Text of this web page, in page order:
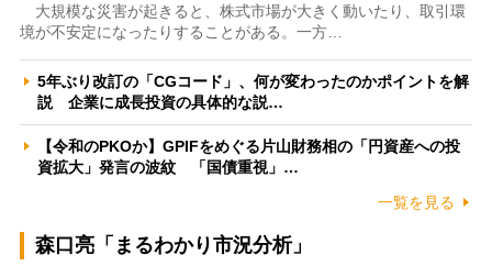
大規模な災害が起きると、株式市場が大きく動いたり、取引環
境が不安定になったりすることがある。一方…
5年ぶり改訂の「CGコード」、何が変わったのかポイントを解
説 企業に成長投資の具体的な説…
【令和のPKOか】GPIFをめぐる片山財務相の「円資産への投
資拡大」発言の波紋 「国債重視」…
一覧を見る
森口亮「まるわかり市況分析」